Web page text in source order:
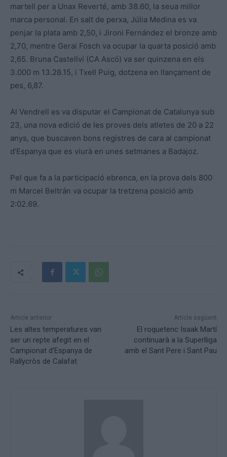
martell per a Unax Reverté, amb 38.60, la seua millor
marca personal. En salt de perxa, Júlia Medina es va
penjar la plata amb 2,50, i Jironi Fernández el bronze amb
2,70, mentre Gerai Fosch va ocupar la quarta posició amb
2,65. Bruna Castellví (CA Ascó) va ser quinzena en els
3.000 m 13.28.15, i Txell Puig, dotzena en llançament de
pes, 6,87.
Al Vendrell es va disputar el Campionat de Catalunya sub
23, una nova edició de les proves dels atletes de 20 a 22
anys, que buscaven bons registres de cara al campionat
d’Espanya que es viurà en unes setmanes a Badajoz.
Pel que fa a la participació ebrenca, en la prova dels 800
m Marcel Beltrán va ocupar la tretzena posició amb
2:02.69.
Article anterior
Les altes temperatures van
ser un repte afegit en el
Campionat d’Espanya de
Rallycròs de Calafat
Article següent
El roquetenc Isaak Martí
continuarà a la Superlliga
amb el Sant Pere i Sant Pau